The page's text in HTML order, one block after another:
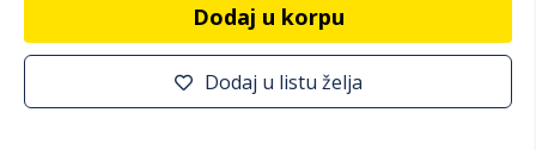
Dodaj u korpu
Dodaj u listu želja